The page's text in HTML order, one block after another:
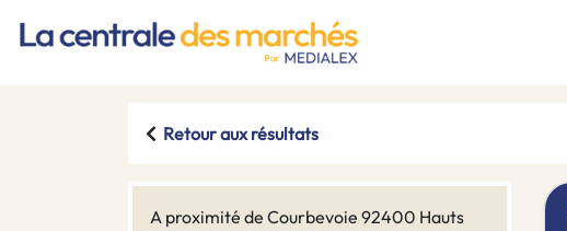
Retour aux résultats
A proximité de Courbevoie 92400 Hauts